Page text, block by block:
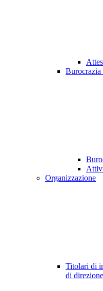
Burocrazia
Organizzazione
Titolari di
di